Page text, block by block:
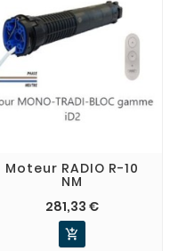
Moteur RADIO R-10
NM
281,33 €
